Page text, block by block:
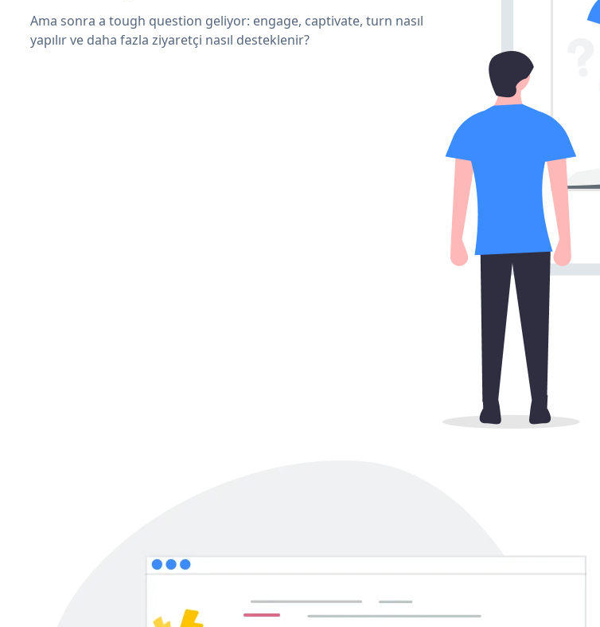
Ama sonra a tough question geliyor: engage, captivate, turn nasıl
yapılır ve daha fazla ziyaretçi nasıl desteklenir?